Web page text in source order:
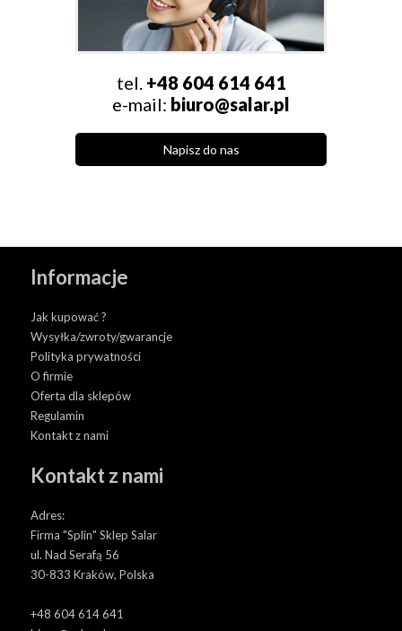
tel. +48 604 614 641
e-mail: biuro@salar.pl
Napisz do nas
Informacje
Jak kupować ?
Wysyłka/zwroty/gwarancje
Polityka prywatności
O firmie
Oferta dla sklepów
Regulamin
Kontakt z nami
Kontakt z nami
Adres:
Firma "Splin" Sklep Salar
ul. Nad Serafą 56
30-833 Kraków, Polska
+48 604 614 641